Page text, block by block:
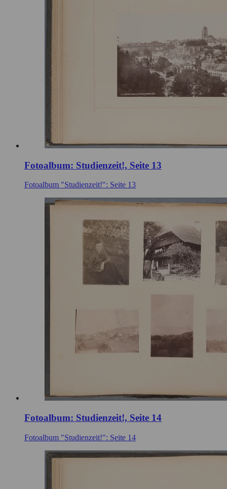
Fotoalbum: Studienzeit!, Seite 13
Fotoalbum "Studienzeit!": Seite 13
Fotoalbum: Studienzeit!, Seite 14
Fotoalbum "Studienzeit!": Seite 14